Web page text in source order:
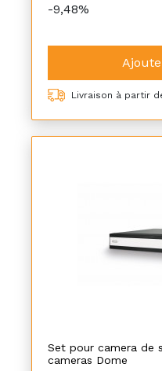
-9,48%
Livraison à partir
Set pour camera de
cameras Dome